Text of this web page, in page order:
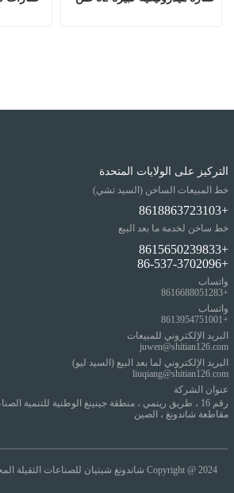
التركيز على الولايات المتحدة
خط المبيعات الساخن (السيد تشي)
+8618863723103
خط ساخن لخدمة ما بعد البيع
+8615650239833
+86-537-3702096
واتساب
+8616688051283
واتساب
+8613954751001
البريد الإلكتروني للمبيعات
juwen@shitian126.com
البريد الإلكتروني لما بعد البيع (السيد ليو)
liuqiang@shitian126.com
عنوان الشركة
رقم 16 ، طريق رينمي ، منطقة جينينغ الوطنية للتنمية
مقاطعة شاندونغ ، الصين
Copyright @ 2024 شاندونغ شيتيان للصناعات الثقيلة